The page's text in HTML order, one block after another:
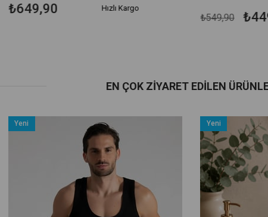
₺649,90 Hızlı Kargo
₺549,90
EN ÇOK ZIYARET EDILEN
Yeni
Yeni
Ürün